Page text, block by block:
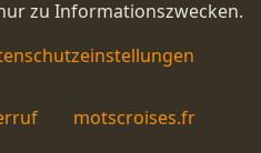
zu Informationszwecken.
motscroises.fr